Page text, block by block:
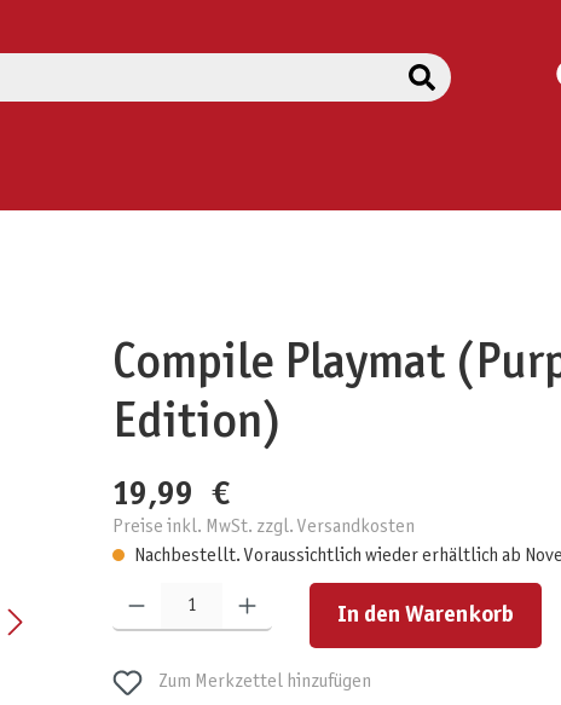
Compile Playmat
Edition)
19,99 €
Preise inkl. MwSt. zzgl. Versandkosten
Nachbestellt. Voraussichtlich wieder erhältlich ab
In den Warenkorb
Zum Merkzettel hinzufügen